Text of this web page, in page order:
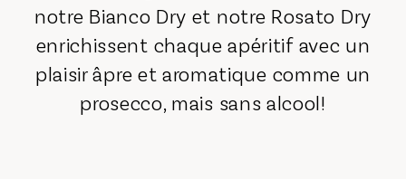
notre Bianco Dry et notre Rosato Dry
enrichissent chaque apéritif avec un
plaisir âpre et aromatique comme un
prosecco, mais sans alcool!